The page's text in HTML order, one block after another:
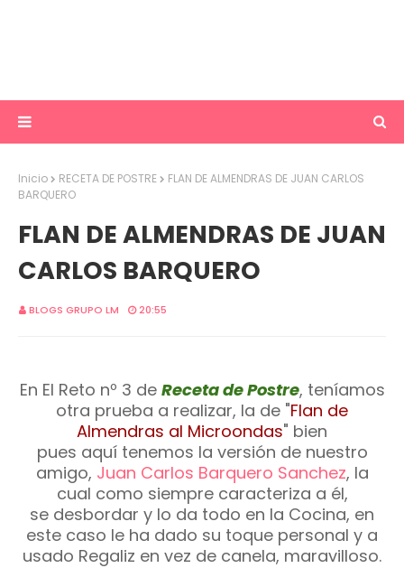
Inicio RECETA DE POSTRE
FLAN DE ALMENDRAS DE JUAN CARLOS
BARQUERO
FLAN DE ALMENDRAS DE JUAN
CARLOS BARQUERO
BLOGS GRUPO LM 20:55
En El Reto nº 3 de Receta de Postre, teníamos
otra prueba a realizar, la de "Flan de
Almendras al Microondas" bien
pues aquí tenemos la versión de nuestro
amigo, Juan Carlos Barquero Sanchez, la
cual como siempre caracteriza a él,
se desbordar y lo da todo en la Cocina, en
este caso le ha dado su toque personal y a
usado Regaliz en vez de canela, maravilloso.